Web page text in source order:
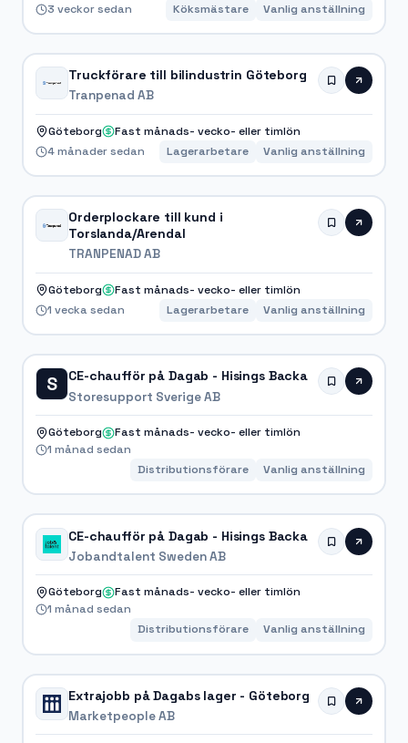
3 veckor sedan
Köksmästare Vanlig anställning
Truckförare till bilindustrin Göteborg
Tranpenad AB
Göteborg
Fast månads- vecko- eller timlön
4 månader sedan
Lagerarbetare Vanlig anställning
Orderplockare till kund i
Torslanda/Arendal
TRANPENAD AB
Göteborg
Fast månads- vecko- eller timlön
1 vecka sedan
Lagerarbetare Vanlig anställning
S CE-chaufför på Dagab - Hisings Backa
Storesupport Sverige AB
Göteborg
Fast månads- vecko- eller timlön
1 månad sedan
Distributionsförare
Vanlig anställning
CE-chaufför på Dagab - Hisings Backa
Jobandtalent Sweden AB
Göteborg
Fast månads- vecko- eller timlön
1 månad sedan
Distributionsförare
Vanlig anställning
Extrajobb på Dagabs lager - Göteborg
Marketpeople AB